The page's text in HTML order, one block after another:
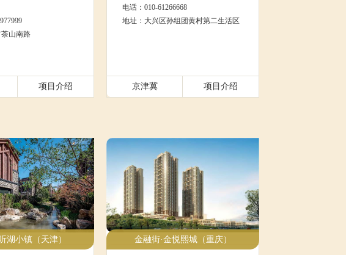
山南路
项目介绍
电话：010-61266668
地址：大兴区孙组团黄村第二生活区
京津冀 项目介绍
湖小镇（天津） 金融街·金悦熙城（重庆）